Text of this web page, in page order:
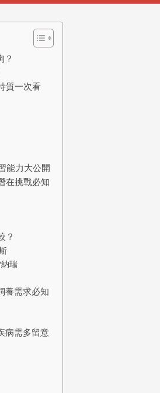
？
質一次看
能力大公開
在挑戰必知
？
瑞
養需求必知
病需多留意